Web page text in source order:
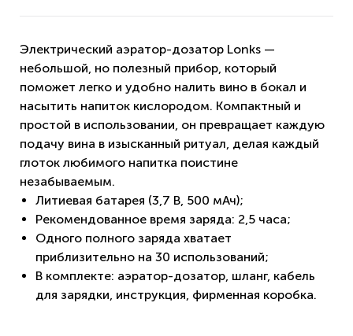
Электрический аэратор-дозатор Lonks —
небольшой, но полезный прибор, который
поможет легко и удобно налить вино в бокал и
насытить напиток кислородом. Компактный и
простой в использовании, он превращает каждую
подачу вина в изысканный ритуал, делая каждый
глоток любимого напитка поистине
незабываемым.
Литиевая батарея (3,7 В, 500 мАч);
Рекомендованное время заряда: 2,5 часа;
Одного полного заряда хватает
приблизительно на 30 использований;
В комплекте: аэратор-дозатор, шланг, кабель
для зарядки, инструкция, фирменная коробка.